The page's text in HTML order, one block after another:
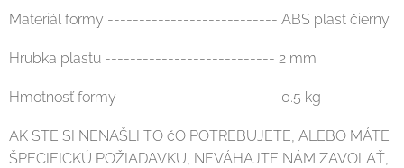
Materiál formy --------------------------- ABS plast čierny
Hrubka plastu --------------------------- 2 mm
Hmotnosť formy ------------------------- 0.5 kg
AK STE SI NENAŠLI TO čO POTREBUJETE, ALEBO MÁTE
ŠPECIFICKÚ POŽIADAVKU, NEVÁHAJTE NÁM ZAVOLAŤ,